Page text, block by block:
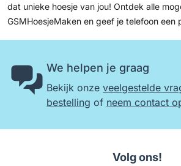
dat unieke hoesje van jou! Ontdek alle
GSMHoesjeMaken en geef je telefoon een
We helpen je graag
Bekijk onze veelgestelde
bestelling of neem contact
Volg ons!